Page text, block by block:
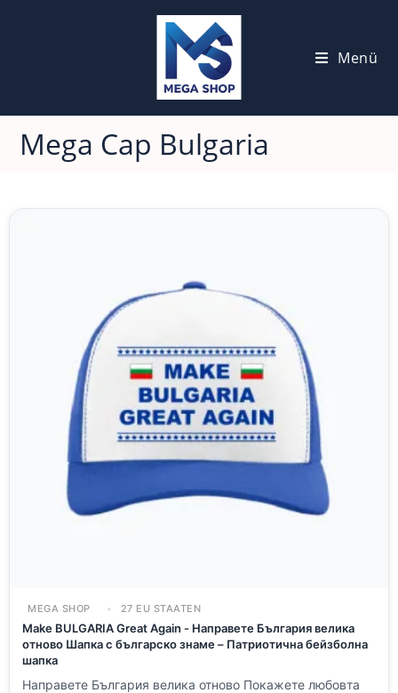
Menü
Mega Cap Bulgaria
MEGA SHOP 27 EU STAATEN
Make BULGARIA Great Again - Направете България велика
отново Шапка с българско знаме – Патриотична бейзболна
шапка
Направете България велика отново Покажете любовта